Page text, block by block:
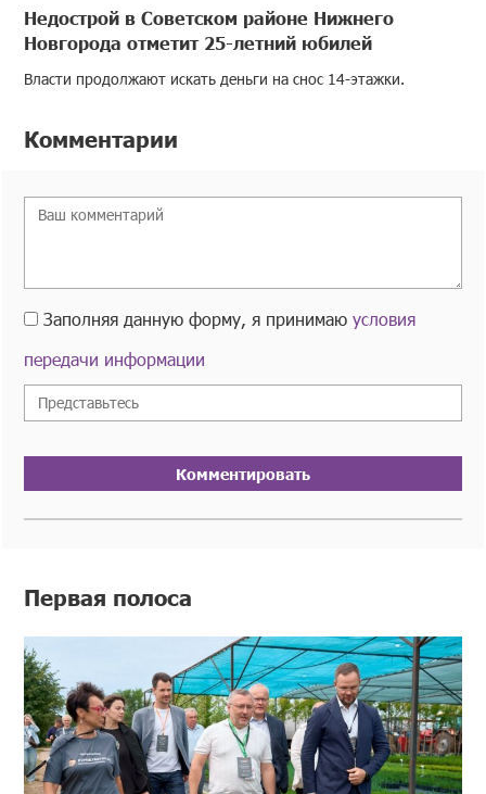
Недострой в Советском районе Нижнего
Новгорода отметит 25-летний юбилей
Власти продолжают искать деньги на снос 14-этажки.
Комментарии
Заполняя данную форму, я принимаюусловия
передачи информации
Комментировать
Первая полоса